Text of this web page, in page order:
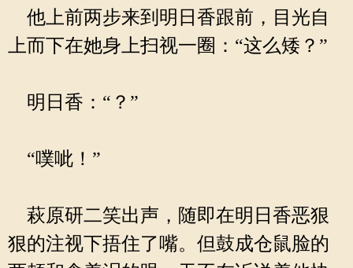
他上前两步来到明日香跟前，目光自
上而下在她身上扫视一圈：“这么矮？”
明日香：“？”
“噗呲！”
萩原研二笑出声，随即在明日香恶狠
狠的注视下捂住了嘴。但鼓成仓鼠脸的